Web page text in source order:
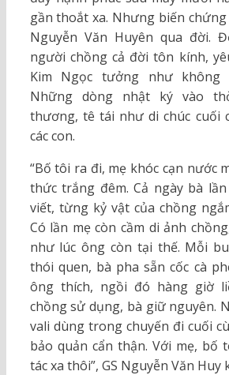
gần thoắt xa. Nhưng biến chứng
Nguyễn Văn Huyên qua đời.
người chồng cả đời tôn kính,
Kim Ngọc tưởng như không
Những dòng nhật ký vào
thương, tê tái như di chúc cuối
các con.
“Bố tôi ra đi, mẹ khóc cạn nước
thức trắng đêm. Cả ngày bà
viết, từng kỷ vật của chồng
Có lần mẹ còn cầm di ảnh
như lúc ông còn tại thế. Mỗi
thói quen, bà pha sẵn cốc cà
ông thích, ngồi đó hàng giờ
chồng sử dụng, bà giữ nguyên.
vali dùng trong chuyến đi cuối
bảo quản cẩn thận. Với mẹ, bố
tác xa thôi”, GS Nguyễn Văn Huy